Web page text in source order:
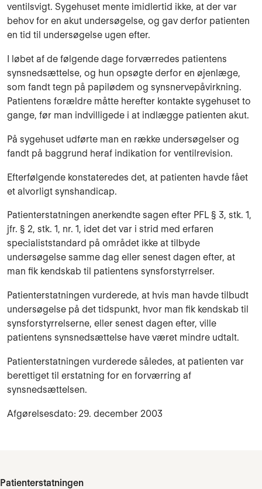
ventilsvigt. Sygehuset mente imidlertid ikke, at der var
behov for en akut undersøgelse, og gav derfor patienten
en tid til undersøgelse ugen efter.
I løbet af de følgende dage forværredes patientens
synsnedsættelse, og hun opsøgte derfor en øjenlæge,
som fandt tegn på papilødem og synsnervepåvirkning.
Patientens forældre måtte herefter kontakte sygehuset to
gange, før man indvilligede i at indlægge patienten akut.
På sygehuset udførte man en række undersøgelser og
fandt på baggrund heraf indikation for ventilrevision.
Efterfølgende konstateredes det, at patienten havde fået
et alvorligt synshandicap.
Patienterstatningen anerkendte sagen efter PFL § 3, stk. 1,
jfr. § 2, stk. 1, nr. 1, idet det var i strid med erfaren
specialiststandard på området ikke at tilbyde
undersøgelse samme dag eller senest dagen efter, at
man fik kendskab til patientens synsforstyrrelser.
Patienterstatningen vurderede, at hvis man havde tilbudt
undersøgelse på det tidspunkt, hvor man fik kendskab til
synsforstyrrelserne, eller senest dagen efter, ville
patientens synsnedsættelse have været mindre udtalt.
Patienterstatningen vurderede således, at patienten var
berettiget til erstatning for en forværring af
synsnedsættelsen.
Afgørelsesdato: 29. december 2003
Patienterstatningen